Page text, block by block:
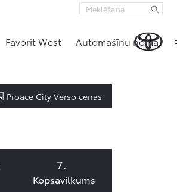
Favorit West Automašīnu noma
Proace City Verso cenas
Kopsavilkums